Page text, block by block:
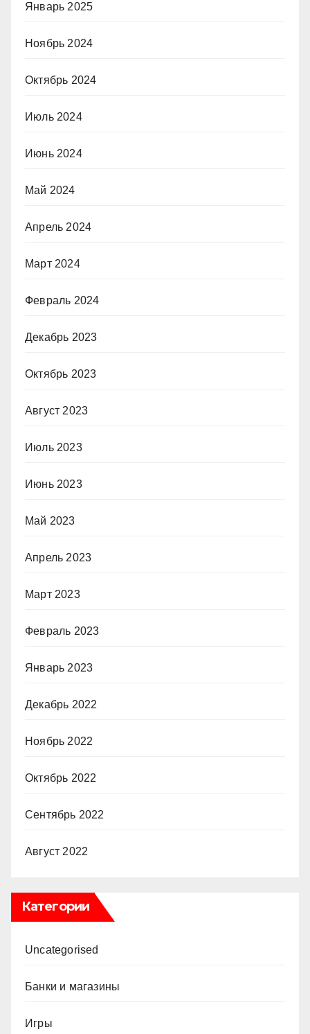
Январь 2025
Ноябрь 2024
Октябрь 2024
Июль 2024
Июнь 2024
Май 2024
Апрель 2024
Март 2024
Февраль 2024
Декабрь 2023
Октябрь 2023
Август 2023
Июль 2023
Июнь 2023
Май 2023
Апрель 2023
Март 2023
Февраль 2023
Январь 2023
Декабрь 2022
Ноябрь 2022
Октябрь 2022
Сентябрь 2022
Август 2022
Категории
Uncategorised
Банки и магазины
Игры